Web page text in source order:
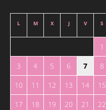
L M X J V S
1
3
4 5 6 7 8
10
11 12 13 14 15
17
18 19 20 21 22